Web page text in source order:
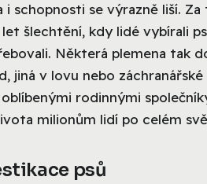
i schopnosti se výrazně liší.
šlechtění, kdy lidé vybírali
Některá plemena tak
jiná v lovu nebo záchranářské
oblíbenými rodinnými
milionům lidí po celém
psů